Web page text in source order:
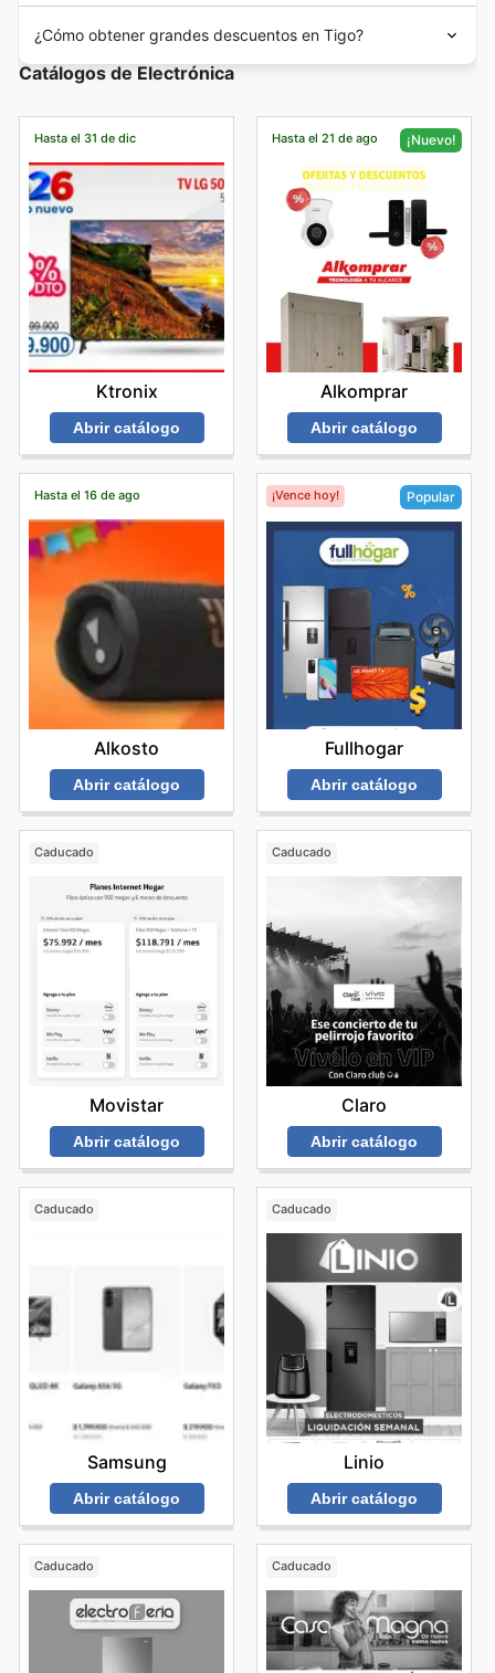
¿Cómo obtener grandes descuentos en Tigo?
Catálogos de Electrónica
Hasta el 31 de dic
Ktronix
Abrir catálogo
Hasta el 21 de ago ¡Nuevo!
Alkomprar
Abrir catálogo
Hasta el 16 de ago
Alkosto
Abrir catálogo
¡Vence hoy! Popular
Fullhogar
Abrir catálogo
Caducado
Movistar
Abrir catálogo
Caducado
Claro
Abrir catálogo
Caducado
Samsung
Abrir catálogo
Caducado
Linio
Abrir catálogo
Caducado Caducado